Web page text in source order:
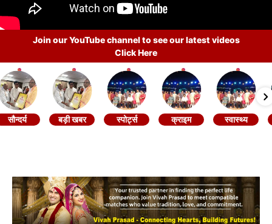
Join our YouTube channel to see our latest videos
Click Here
सौन्दर्य बड़ी खबर स्पोर्ट्स क्राइम स्वास्थ्य